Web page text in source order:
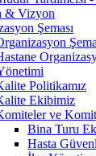
& Vizyon
Şeması
Politikamız
Ekibimiz
ve
Bina Turu
Hasta